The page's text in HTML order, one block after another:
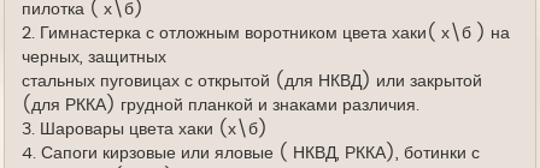
пилотка ( х\б)
2. Гимнастерка с отложным воротником цвета хаки( х\б ) на
черных, защитных
стальных пуговицах с открытой (для НКВД) или закрытой
(для РККА) грудной планкой и знаками различия.
3. Шаровары цвета хаки (х\б)
4. Сапоги кирзовые или яловые ( НКВД, РККА), ботинки с